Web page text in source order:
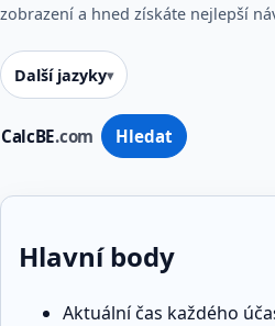
CalcBE.com Hledat
zobrazení a hned získáte nejlepší
Další jazyky
Hlavní body
Aktuální čas každého